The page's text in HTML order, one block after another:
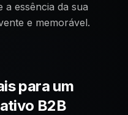
a essência da sua
e memorável.
para um
B2B